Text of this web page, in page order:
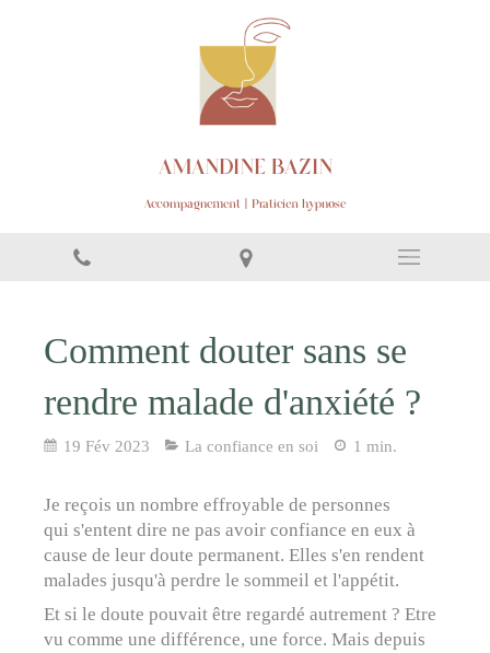
AMANDINE BAZIN
Accompagnement | Praticien hypnose
Comment douter sans se
rendre malade d'anxiété ?
19 Fév 2023 La confiance en soi 1 min.
Je reçois un nombre effroyable de personnes
qui s'entent dire ne pas avoir confiance en eux à
cause de leur doute permanent. Elles s'en rendent
malades jusqu'à perdre le sommeil et l'appétit.
Et si le doute pouvait être regardé autrement ? Etre
vu comme une différence, une force. Mais depuis